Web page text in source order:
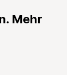
Mehr